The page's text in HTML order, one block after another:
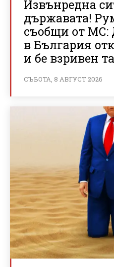
Извънредна
държавата!
съобщи от МС:
в България
и бе взривен
СЪБОТА, 8 АВГУСТ 2026